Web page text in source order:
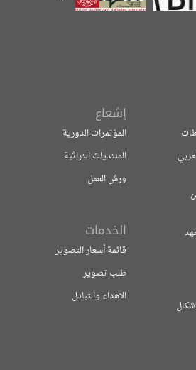
إشعاع
المؤتمرات الدورية
المنتديات التراثية
ورش العمل
الخدمات
قائمة أسعار التصوير
طلب تصوير
الاهداء والتبادل